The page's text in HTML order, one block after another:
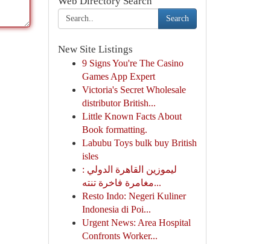
Search
New Site Listings
9 Signs You're The Casino
Games App Expert
Victoria's Secret Wholesale
distributor British...
Little Known Facts About
Book formatting.
Labubu Toys bulk buy British
isles
ليموزين القاهرة الدولي :
مغامرة فاخرة تنته...
Resto Indo: Negeri Kuliner
Indonesia di Poi...
Urgent News: Area Hospital
Confronts Worker...